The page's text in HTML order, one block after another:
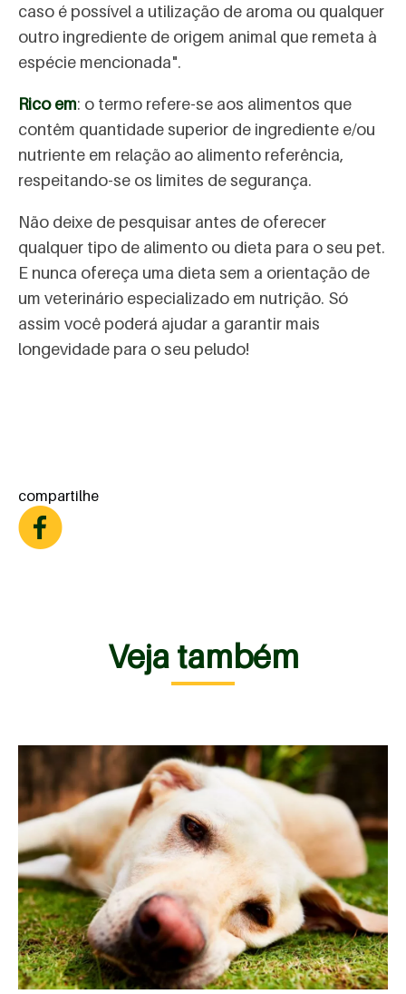
caso é possível a utilização de aroma ou qualquer
outro ingrediente de origem animal que remeta à
espécie mencionada".
Rico em: o termo refere-se aos alimentos que
contêm quantidade superior de ingrediente e/ou
nutriente em relação ao alimento referência,
respeitando-se os limites de segurança.
Não deixe de pesquisar antes de oferecer
qualquer tipo de alimento ou dieta para o seu pet.
E nunca ofereça uma dieta sem a orientação de
um veterinário especializado em nutrição. Só
assim você poderá ajudar a garantir mais
longevidade para o seu peludo!
compartilhe
Veja também